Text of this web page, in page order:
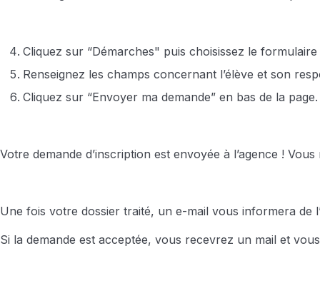
Cliquez sur “Démarches" puis choisissez le
Renseignez les champs concernant l’élève et son
Cliquez sur “Envoyer ma demande” en bas de la page.
Votre demande d’inscription est envoyée à l’agence !
Une fois votre dossier traité, un e-mail vous informera de
Si la demande est acceptée, vous recevrez un mail et